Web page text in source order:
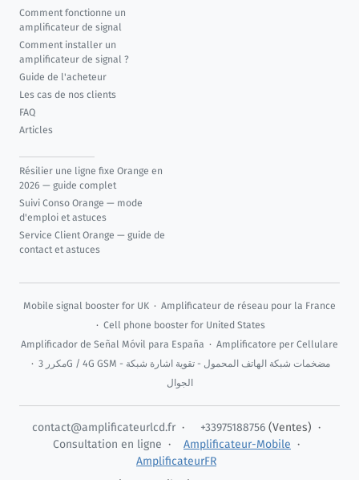
Comment fonctionne un
amplificateur de signal
Comment installer un
amplificateur de signal ?
Guide de l'acheteur
Les cas de nos clients
FAQ
Articles
Résilier une ligne fixe Orange en
2026 — guide complet
Suivi Conso Orange — mode
d'emploi et astuces
Service Client Orange — guide de
contact et astuces
Mobile signal booster for UK · Amplificateur de réseau pour la France
· Cell phone booster for United States
Amplificador de Señal Móvil para España · Amplificatore per Cellulare
· مكرر 3G / 4G GSM - مضخمات شبكة الهاتف المحمول - تقوية اشارة شبكة
الجوال
contact@amplificateurlcd.fr · +33975188756 (Ventes) ·
Consultation en ligne · Amplificateur-Mobile ·
AmplificateurFR